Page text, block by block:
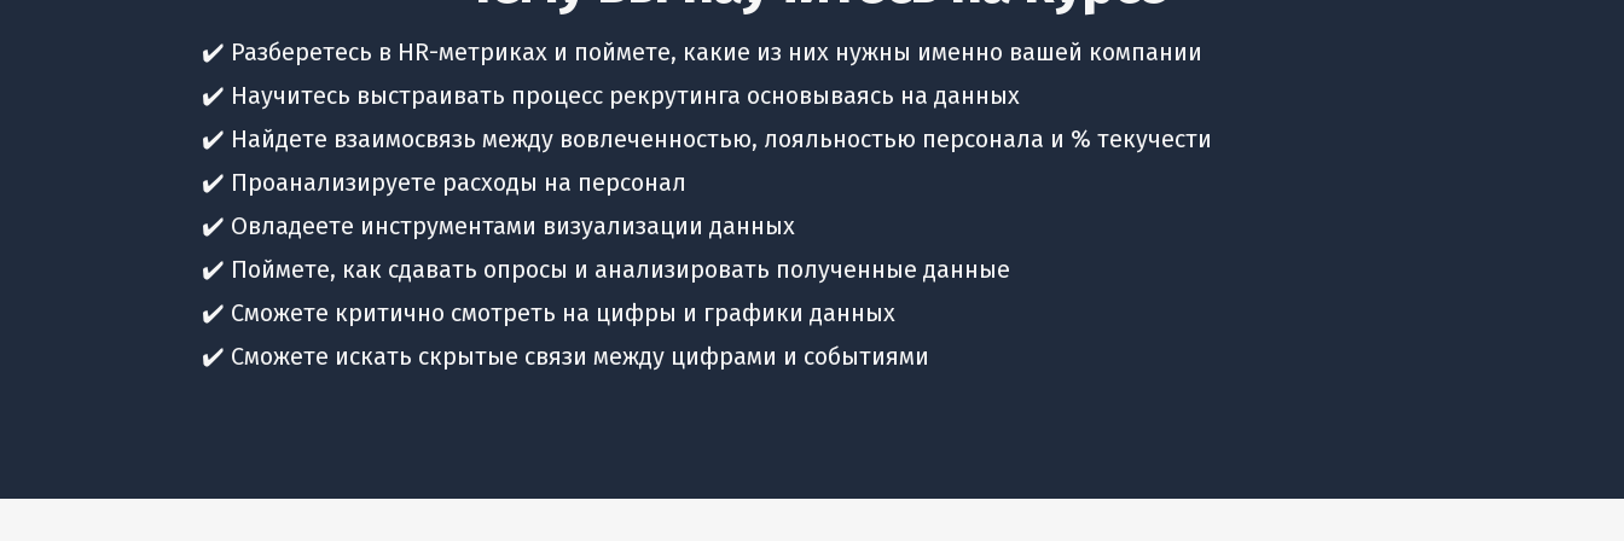
✔️ Разберетесь в HR-метриках и поймете, какие из них нужны именно вашей компании
✔️ Научитесь выстраивать процесс рекрутинга основываясь на данных
✔️ Найдете взаимосвязь между вовлеченностью, лояльностью персонала и % текучести
✔️ Проанализируете расходы на персонал
✔️ Овладеете инструментами визуализации данных
✔️ Поймете, как сдавать опросы и анализировать полученные данные
✔️ Сможете критично смотреть на цифры и графики данных
✔️ Сможете искать скрытые связи между цифрами и событиями